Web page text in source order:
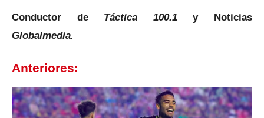
Conductor de Táctica 100.1y Noticias
Globalmedia.
Anteriores: